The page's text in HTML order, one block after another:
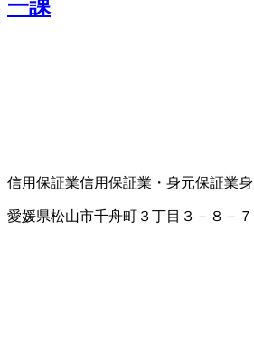
一課
信用保証業信用保証業・身元保証業
愛媛県松山市千舟町３丁目３－８－７